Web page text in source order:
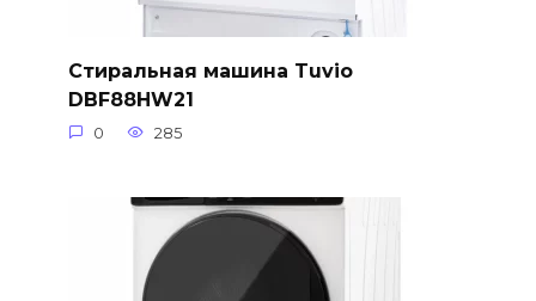
Стиральная машина Tuvio
DBF88HW21
0 285